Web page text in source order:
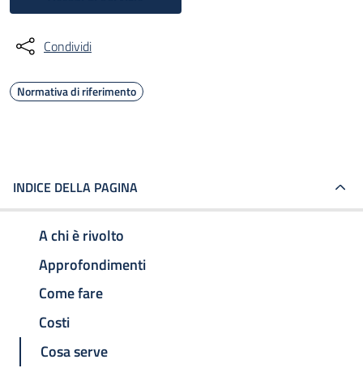
Condividi
Normativa di riferimento
INDICE DELLA PAGINA
A chi è rivolto
Approfondimenti
Come fare
Costi
Cosa serve